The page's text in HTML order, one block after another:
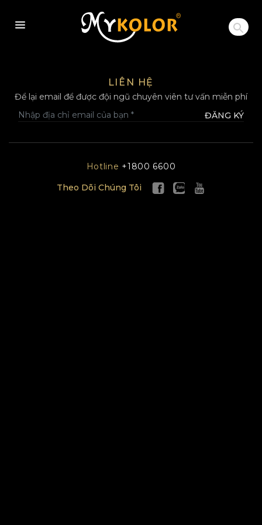
MYKOLOR
LIÊN HỆ
Để lại email để được đội ngũ chuyên viên tư vấn miễn phí
ĐĂNG KÝ
Hotline +1800 6600
Theo Dõi Chúng Tôi